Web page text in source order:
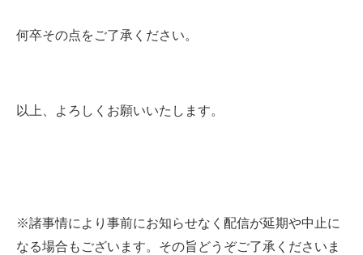
何卒その点をご了承ください。
以上、よろしくお願いいたします。
※諸事情により事前にお知らせなく配信が延期や中止に
なる場合もございます。その旨どうぞご了承くださいま